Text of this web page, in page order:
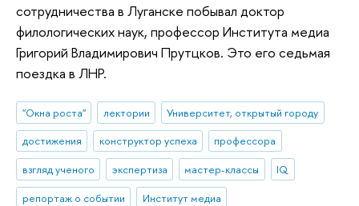
сотрудничества в Луганске побывал доктор
филологических наук, профессор Института медиа
Григорий Владимирович Прутцков. Это его седьмая
поездка в ЛНР.
"Окна роста" лектории
Университет, открытый городу
достижения
конструктор успеха
профессора
взгляд ученого
экспертиза мастер-классы
IQ
репортаж о событии
Институт медиа